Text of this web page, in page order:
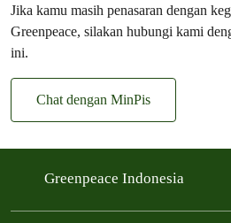
Jika kamu masih penasaran dengan
Greenpeace, silakan hubungi kami
ini.
Chat dengan MinPis
Greenpeace Indonesia